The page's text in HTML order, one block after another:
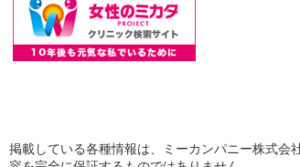
掲載している各種情報は、ミーカンパニー株式会